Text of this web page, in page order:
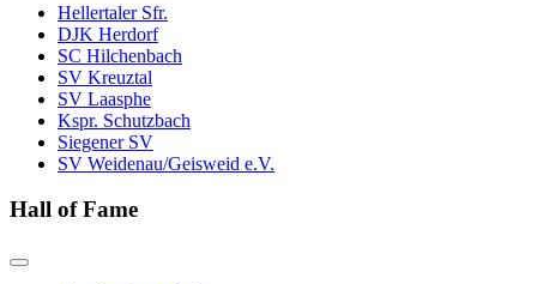
Hellertaler Sfr.
DJK Herdorf
SC Hilchenbach
SV Kreuztal
SV Laasphe
Kspr. Schutzbach
Siegener SV
SV Weidenau/Geisweid e.V.
Hall of Fame